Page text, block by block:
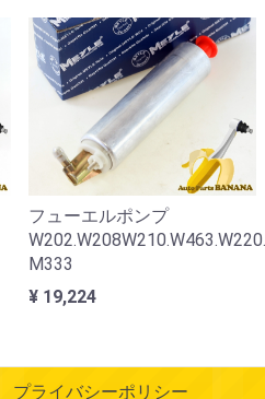
フューエルポンプ
M333
¥ 19,224
プライバシーポリシー